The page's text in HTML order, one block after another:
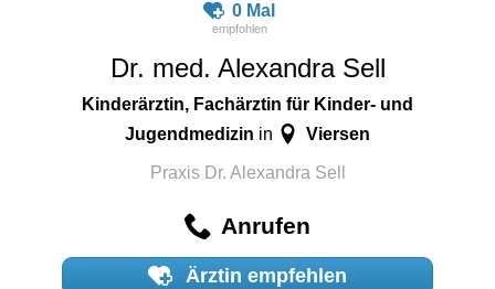
0 Mal
Dr. med. Alexandra Sell
Kinderärztin, Fachärztin für Kinder- und
Jugendmedizin in Viersen
Praxis Dr. Alexandra Sell
Anrufen
Ärztin empfehlen